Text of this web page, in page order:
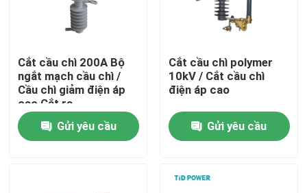
Cắt cầu chì 200A Bộ
ngắt mạch cầu chì /
Cầu chì giảm điện áp
cao Cắt ra
Gửi yêu cầu
Cắt cầu chì polymer
10kV / Cắt cầu chì
điện áp cao
Gửi yêu cầu